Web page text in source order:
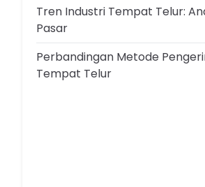
Tren Industri Tempat Telur:
Pasar
Perbandingan Metode
Tempat Telur